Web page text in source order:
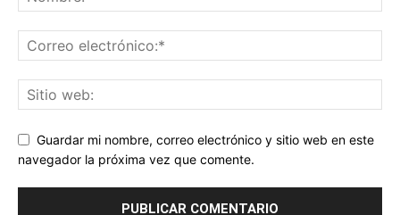
Guardar mi nombre, correo electrónico y sitio web en este
navegador la próxima vez que comente.